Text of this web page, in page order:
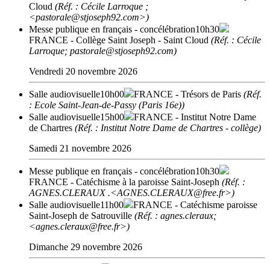
Cloud (Réf. : Cécile Larroque ;
<pastorale@stjoseph92.com>)
Messe publique en français - concélébration10h30
FRANCE - Collège Saint Joseph - Saint Cloud (Réf. : Cécile
Larroque; pastorale@stjoseph92.com)
Vendredi 20 novembre 2026
Salle audiovisuelle10h00 FRANCE - Trésors de Paris (Réf.
: Ecole Saint-Jean-de-Passy (Paris 16e))
Salle audiovisuelle15h00 FRANCE - Institut Notre Dame
de Chartres (Réf. : Institut Notre Dame de Chartres - collège)
Samedi 21 novembre 2026
Messe publique en français - concélébration10h30
FRANCE - Catéchisme à la paroisse Saint-Joseph (Réf. :
AGNES.CLERAUX .<AGNES.CLERAUX@free.fr>)
Salle audiovisuelle11h00 FRANCE - Catéchisme paroisse
Saint-Joseph de Satrouville (Réf. : agnes.cleraux;
<agnes.cleraux@free.fr>)
Dimanche 29 novembre 2026